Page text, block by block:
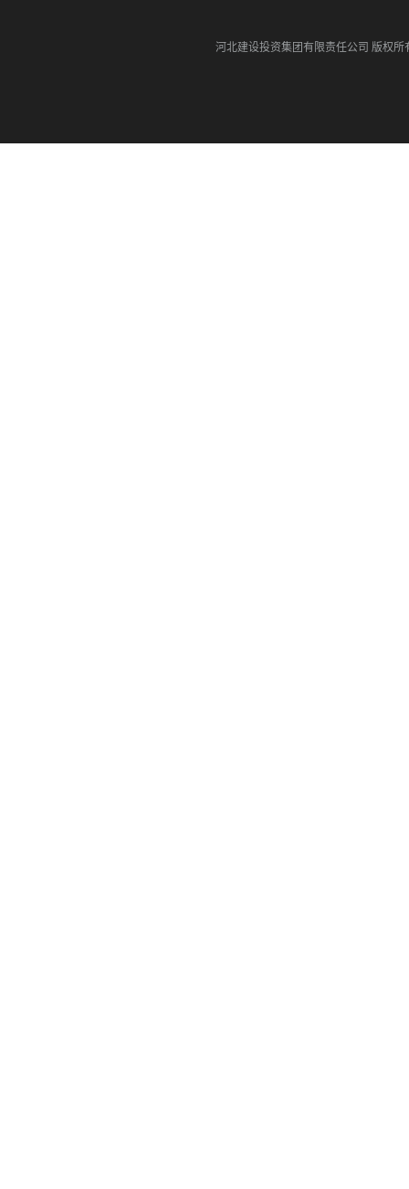
河北建设投资集团有限责任公司 版权所